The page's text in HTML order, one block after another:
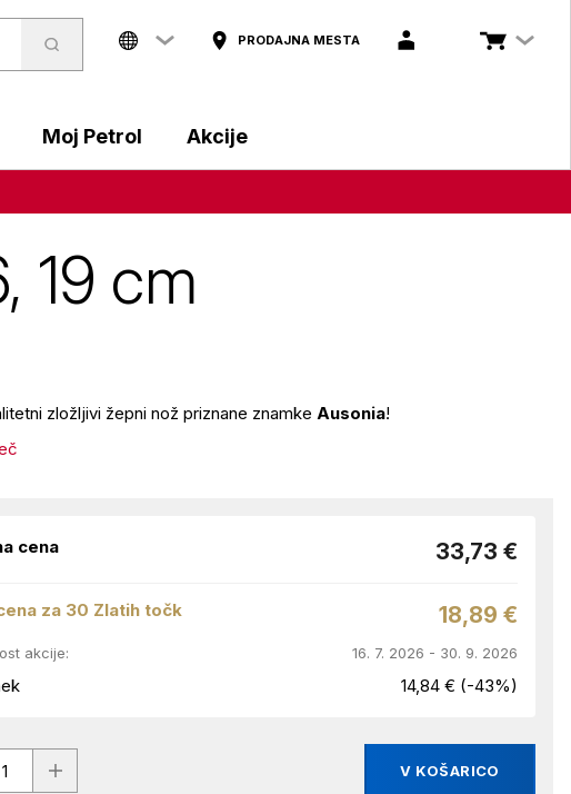
PRODAJNA MESTA
Moj Petrol Akcije
19 cm
zložljivi žepni nož priznane znamkeAusonia!
cena 33,73 €
za 30 Zlatih točk 18,89 €
akcije: 16. 7. 2026 - 30. 9. 2026
14,84 € (-43%)
V KOŠARICO